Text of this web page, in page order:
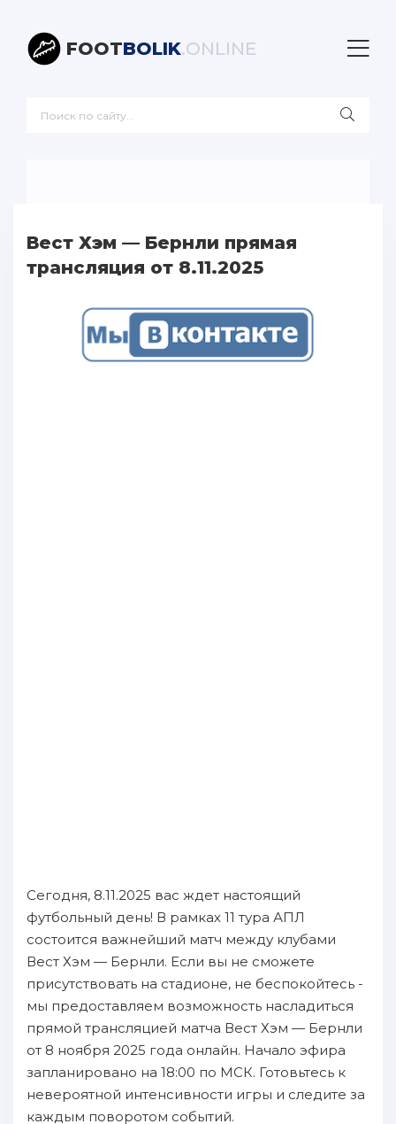
FOOTBOLIK.ONLINE
Вест Хэм — Бернли прямая
трансляция от 8.11.2025
Сегодня, 8.11.2025 вас ждет настоящий
футбольный день! В рамках 11 тура АПЛ
состоится важнейший матч между клубами
Вест Хэм — Бернли. Если вы не сможете
присутствовать на стадионе, не беспокойтесь -
мы предоставляем возможность насладиться
прямой трансляцией матча Вест Хэм — Бернли
от 8 ноября 2025 года онлайн. Начало эфира
запланировано на 18:00 по МСК. Готовьтесь к
невероятной интенсивности игры и следите за
каждым поворотом событий.